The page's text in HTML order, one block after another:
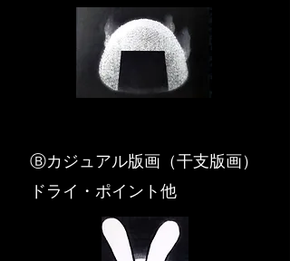
​Ⓑカジュアル版画（干支版画）
ドライ・ポイント他